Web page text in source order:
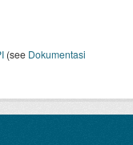
(see Dokumentasi